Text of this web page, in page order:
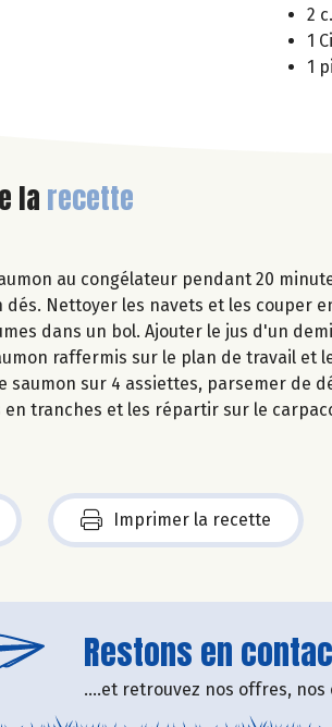
2
1
1
larecette
au congélateur pendant 20
dés. Nettoyer les navets et les couper
dans un bol. Ajouter le jus d'un
raffermis sur le plan de travail
saumon sur 4 assiettes, parsemer de
tranches et les répartir sur le
Imprimer la recette
Restons en
....et retrouvez nos offres,